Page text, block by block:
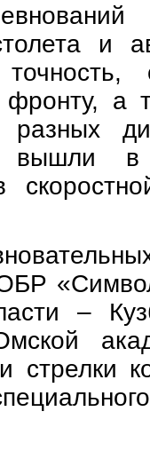
и
а
вышли в
–
стрелки